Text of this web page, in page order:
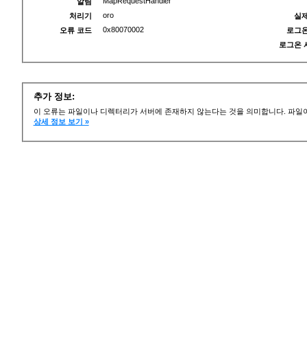
처리기
oro
오류 코드
0x80070002
실
로그
로그온
추가 정보:
이 오류는 파일이나 디렉터리가 서버에 존재하지 않는다는 것을 의미합니다. 파
상세 정보 보기 »